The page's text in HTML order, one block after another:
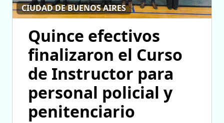
CIUDAD DE BUENOS AIRES
Quince efectivos
finalizaron el Curso
de Instructor para
personal policial y
penitenciario